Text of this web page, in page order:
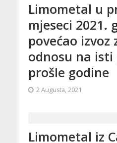
Limometal u
mjeseci 2021.
povećao izvoz
odnosu na isti
prošle godine
2 Augusta, 2021
Limometal iz